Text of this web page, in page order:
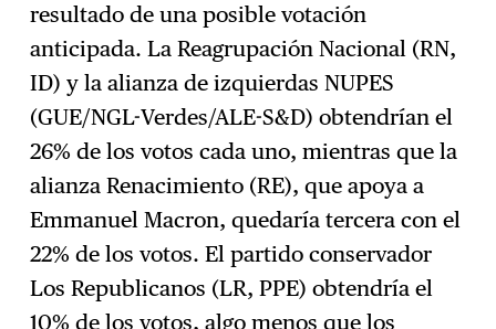
resultado de una posible votación
anticipada. La Reagrupación Nacional (RN,
ID) y la alianza de izquierdas NUPES
(GUE/NGL-Verdes/ALE-S&D) obtendrían el
26% de los votos cada uno, mientras que la
alianza Renacimiento (RE), que apoya a
Emmanuel Macron, quedaría tercera con el
22% de los votos. El partido conservador
Los Republicanos (LR, PPE) obtendría el
10% de los votos, algo menos que los